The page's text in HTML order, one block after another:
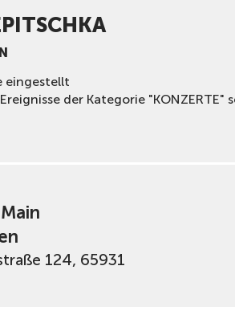
eingestellt
der Kategorie "KONZERTE"
124, 65931